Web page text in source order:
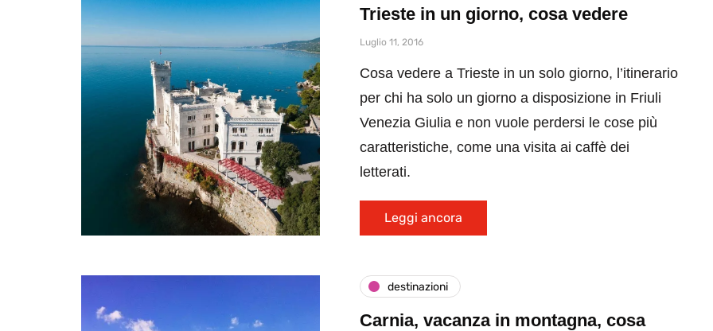
Trieste in un giorno, cosa vedere
Luglio 11, 2016
Cosa vedere a Trieste in un solo giorno, l’itinerario
per chi ha solo un giorno a disposizione in Friuli
Venezia Giulia e non vuole perdersi le cose più
caratteristiche, come una visita ai caffè dei
letterati.
Leggi ancora
destinazioni
Carnia, vacanza in montagna, cosa